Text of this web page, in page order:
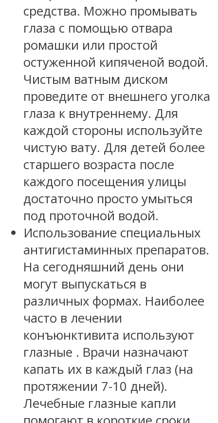
средства. Можно промывать
глаза с помощью отвара
ромашки или простой
остуженной кипяченой водой.
Чистым ватным диском
проведите от внешнего уголка
глаза к внутреннему. Для
каждой стороны используйте
чистую вату. Для детей более
старшего возраста после
каждого посещения улицы
достаточно просто умыться
под проточной водой.
Использование специальных
антигистаминных препаратов.
На сегодняшний день они
могут выпускаться в
различных формах. Наиболее
часто в лечении
конъюнктивита используют
глазные . Врачи назначают
капать их в каждый глаз (на
протяжении 7-10 дней).
Лечебные глазные капли